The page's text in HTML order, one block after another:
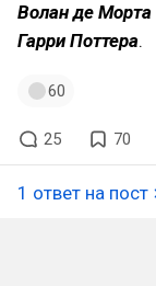
Волан де Морта
Гарри Поттера.
60
25 70
1 ответ на пост